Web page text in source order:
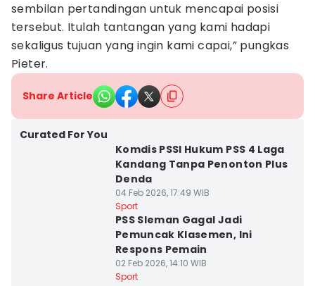
sembilan pertandingan untuk mencapai posisi
tersebut. Itulah tantangan yang kami hadapi
sekaligus tujuan yang ingin kami capai,” pungkas
Pieter.
Share Article
Curated For You
Komdis PSSI Hukum PSS 4 Laga
Kandang Tanpa Penonton Plus
Denda
04 Feb 2026, 17:49 WIB
Sport
PSS Sleman Gagal Jadi
Pemuncak Klasemen, Ini
Respons Pemain
02 Feb 2026, 14:10 WIB
Sport